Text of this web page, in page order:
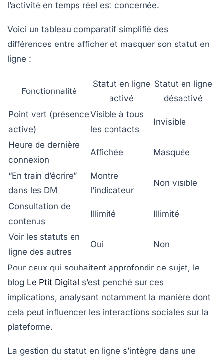
l’activité en temps réel est concernée.
Voici un tableau comparatif simplifié des
différences entre afficher et masquer son statut en
ligne :
Fonctionnalité
Statut en ligne
activé
Statut en ligne
désactivé
Point vert (présence
active)
Visible à tous
les contacts
Invisible
Heure de dernière
connexion
Affichée Masquée
“En train d’écrire”
dans les DM
Montre
l’indicateur
Non visible
Consultation de
contenus
Illimité Illimité
Voir les statuts en
ligne des autres
Oui Non
Pour ceux qui souhaitent approfondir ce sujet, le
blog Le Ptit Digital s’est penché sur ces
implications, analysant notamment la manière dont
cela peut influencer les interactions sociales sur la
plateforme.
La gestion du statut en ligne s’intègre dans une